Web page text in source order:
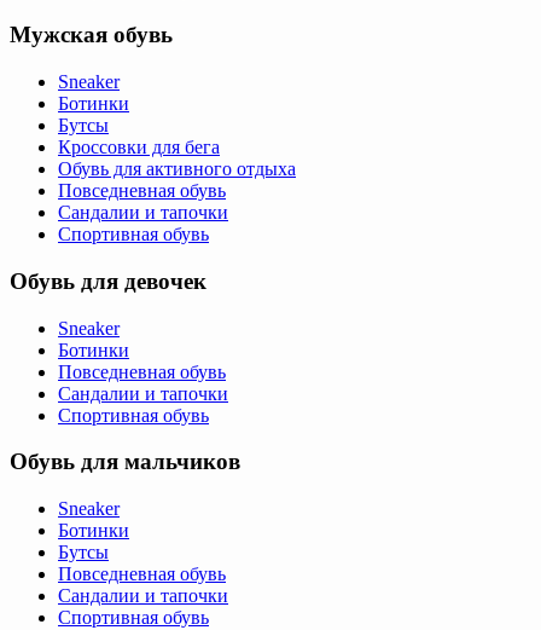
Мужская обувь
Sneaker
Ботинки
Бутсы
Кроссовки для бега
Обувь для активного отдыха
Повседневная обувь
Сандалии и тапочки
Спортивная обувь
Обувь для девочек
Sneaker
Ботинки
Повседневная обувь
Сандалии и тапочки
Спортивная обувь
Обувь для мальчиков
Sneaker
Ботинки
Бутсы
Повседневная обувь
Сандалии и тапочки
Спортивная обувь